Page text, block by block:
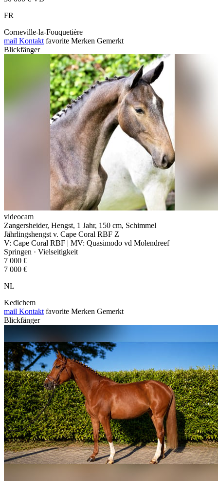
FR
Corneville-la-Fouquetière
mail Kontakt favorite Merken Gemerkt
Blickfänger
videocam
Zangersheider, Hengst, 1 Jahr, 150 cm, Schimmel
Jährlingshengst v. Cape Coral RBF Z
V: Cape Coral RBF | MV: Quasimodo vd Molendreef
Springen · Vielseitigkeit
7 000 €
7 000 €
NL
Kedichem
mail Kontakt favorite Merken Gemerkt
Blickfänger